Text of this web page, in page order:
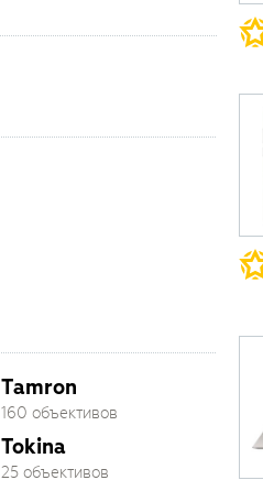
Tamron
160 объективов
Tokina
25 объективов